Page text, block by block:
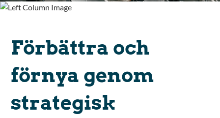
Förbättra och
förnya genom
strategisk